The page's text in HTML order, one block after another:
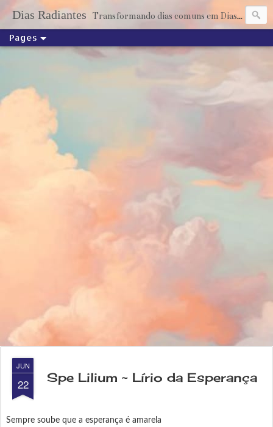
Dias Radiantes Transformando dias comuns em Dias Radiantes através dos livros
Pages
JUN
22 Spe Lilium ~ Lírio da Esperança
Sempre soube que a esperança é amarela